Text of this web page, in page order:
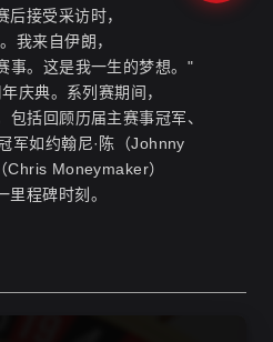
接受采访时，
我来自伊朗，
事。这是我一生的梦想。"
庆典。系列赛期间，
括回顾历届主赛事冠军、
军如约翰尼·陈（Johnny
Chris Moneymaker）
程碑时刻。